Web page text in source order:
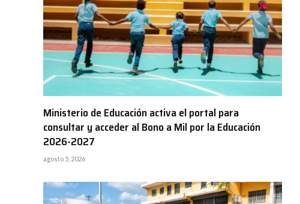
Ministerio de Educación activa el portal para
consultar y acceder al Bono a Mil por la Educación
2026-2027
agosto 5, 2026